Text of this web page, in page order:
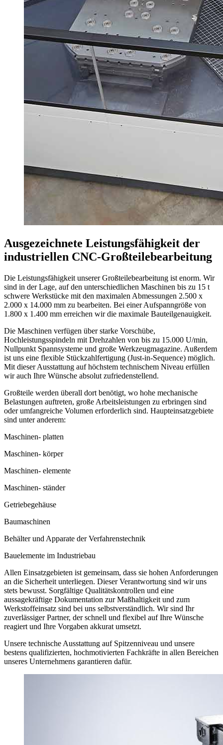
Ausgezeichnete Leistungsfähigkeit der
industriellen CNC-Großteilebearbeitung
Die Leistungsfähigkeit unserer Großteilebearbeitung ist enorm. Wir
sind in der Lage, auf den unterschiedlichen Maschinen bis zu 15 t
schwere Werkstücke mit den maximalen Abmessungen 2.500 x
2.000 x 14.000 mm zu bearbeiten. Bei einer Aufspanngröße von
1.800 x 1.400 mm erreichen wir die maximale Bauteilgenauigkeit.
Die Maschinen verfügen über starke Vorschübe,
Hochleistungsspindeln mit Drehzahlen von bis zu 15.000 U/min,
Nullpunkt Spannsysteme und große Werkzeugmagazine. Außerdem
ist uns eine flexible Stückzahlfertigung (Just-in-Sequence) möglich.
Mit dieser Ausstattung auf höchstem technischem Niveau erfüllen
wir auch Ihre Wünsche absolut zufriedenstellend.
Großteile werden überall dort benötigt, wo hohe mechanische
Belastungen auftreten, große Arbeitsleistungen zu erbringen sind
oder umfangreiche Volumen erforderlich sind. Haupteinsatzgebiete
sind unter anderem:
Maschinen- platten
Maschinen- körper
Maschinen- elemente
Maschinen- ständer
Getriebegehäuse
Baumaschinen
Behälter und Apparate der Verfahrenstechnik
Bauelemente im Industriebau
Allen Einsatzgebieten ist gemeinsam, dass sie hohen Anforderungen
an die Sicherheit unterliegen. Dieser Verantwortung sind wir uns
stets bewusst. Sorgfältige Qualitätskontrollen und eine
aussagekräftige Dokumentation zur Maßhaltigkeit und zum
Werkstoffeinsatz sind bei uns selbstverständlich. Wir sind Ihr
zuverlässiger Partner, der schnell und flexibel auf Ihre Wünsche
reagiert und Ihre Vorgaben akkurat umsetzt.
Unsere technische Ausstattung auf Spitzenniveau und unsere
bestens qualifizierten, hochmotivierten Fachkräfte in allen Bereichen
unseres Unternehmens garantieren dafür.